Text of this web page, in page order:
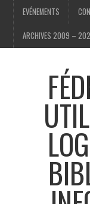
EVÉNEMENTS
ARCHIVES 2009 –